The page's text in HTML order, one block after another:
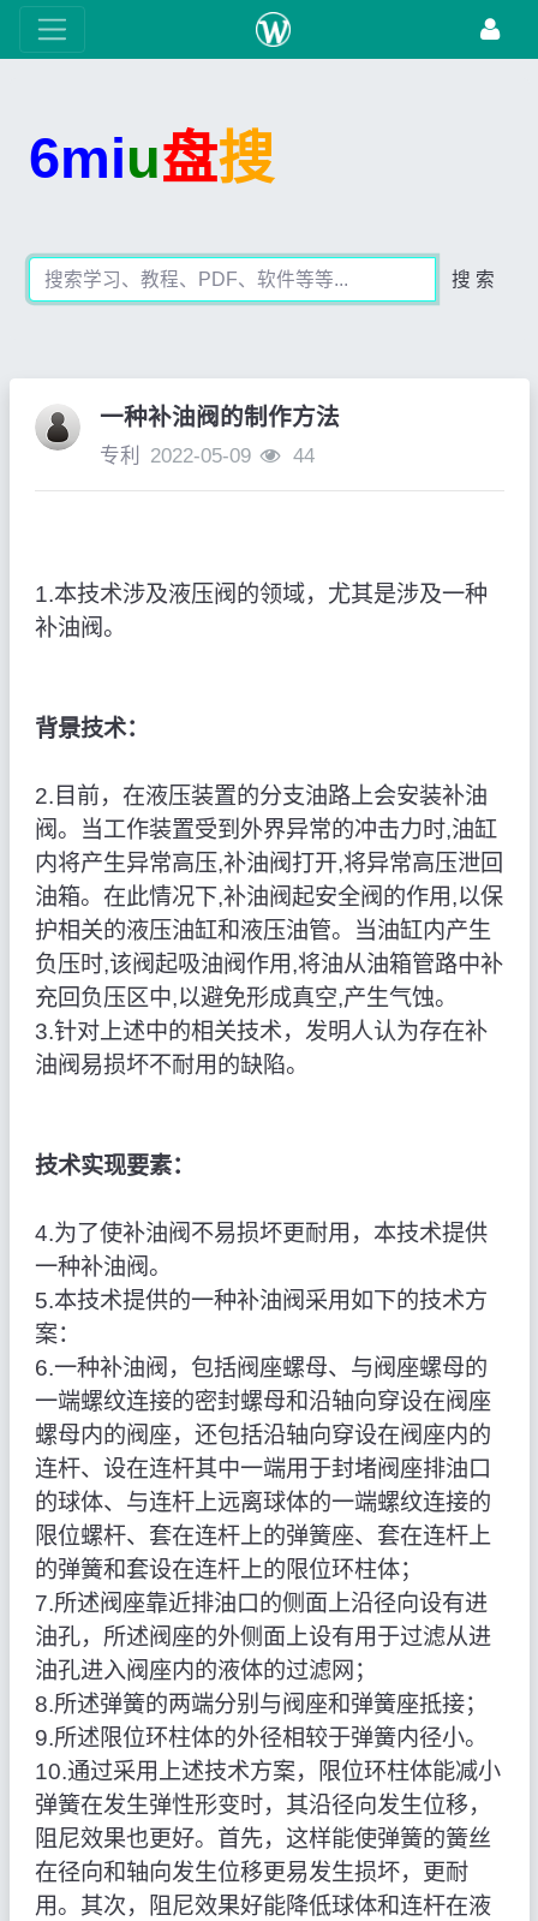
6miu盘搜
搜 索
一种补油阀的制作方法
专利 2022-05-09 44
1.本技术涉及液压阀的领域，尤其是涉及一种
补油阀。
背景技术：
2.目前，在液压装置的分支油路上会安装补油
阀。当工作装置受到外界异常的冲击力时,油缸
内将产生异常高压,补油阀打开,将异常高压泄回
油箱。在此情况下,补油阀起安全阀的作用,以保
护相关的液压油缸和液压油管。当油缸内产生
负压时,该阀起吸油阀作用,将油从油箱管路中补
充回负压区中,以避免形成真空,产生气蚀。
3.针对上述中的相关技术，发明人认为存在补
油阀易损坏不耐用的缺陷。
技术实现要素：
4.为了使补油阀不易损坏更耐用，本技术提供
一种补油阀。
5.本技术提供的一种补油阀采用如下的技术方
案：
6.一种补油阀，包括阀座螺母、与阀座螺母的
一端螺纹连接的密封螺母和沿轴向穿设在阀座
螺母内的阀座，还包括沿轴向穿设在阀座内的
连杆、设在连杆其中一端用于封堵阀座排油口
的球体、与连杆上远离球体的一端螺纹连接的
限位螺杆、套在连杆上的弹簧座、套在连杆上
的弹簧和套设在连杆上的限位环柱体；
7.所述阀座靠近排油口的侧面上沿径向设有进
油孔，所述阀座的外侧面上设有用于过滤从进
油孔进入阀座内的液体的过滤网；
8.所述弹簧的两端分别与阀座和弹簧座抵接；
9.所述限位环柱体的外径相较于弹簧内径小。
10.通过采用上述技术方案，限位环柱体能减小
弹簧在发生弹性形变时，其沿径向发生位移，
阻尼效果也更好。首先，这样能使弹簧的簧丝
在径向和轴向发生位移更易发生损坏，更耐
用。其次，阻尼效果好能降低球体和连杆在液